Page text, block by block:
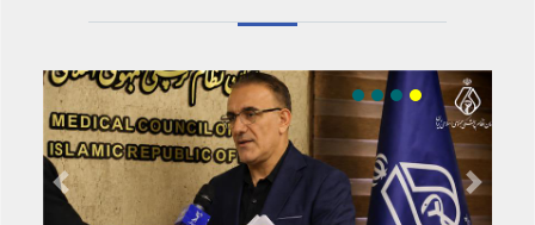
Previous Next